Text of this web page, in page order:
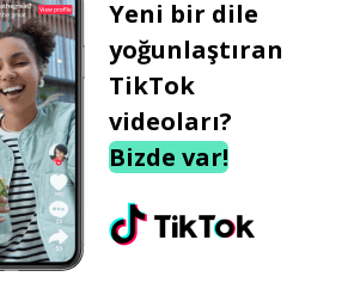
Yeni bir dile
yoğunlaştıran
TikTok
videoları?
Bizde var!